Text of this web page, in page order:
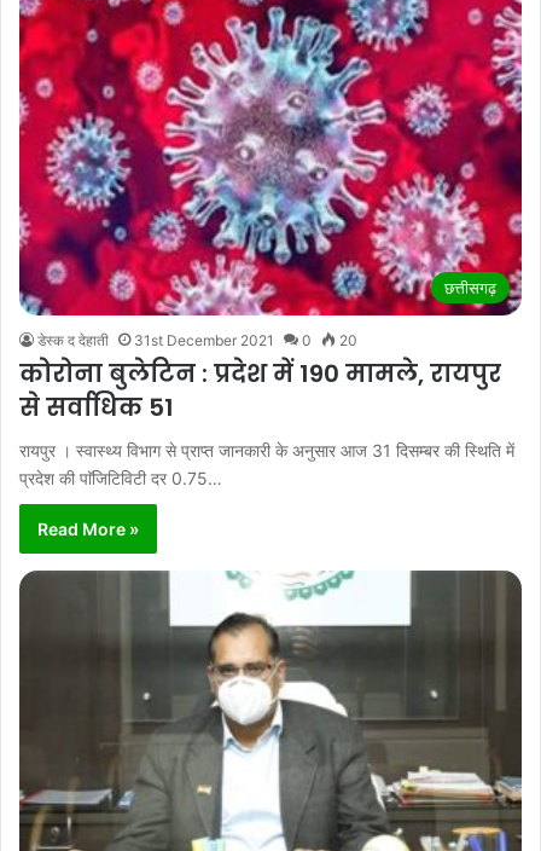
छत्तीसगढ़
डेस्क द देहाती 31st December 2021 0 20
कोरोना बुलेटिन : प्रदेश में 190 मामले, रायपुर
से सर्वाधिक 51
रायपुर । स्वास्थ्य विभाग से प्राप्त जानकारी के अनुसार आज 31 दिसम्बर की स्थिति में
प्रदेश की पाॅजिटिविटी दर 0.75…
Read More »